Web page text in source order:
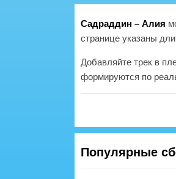
Садраддин – Алия
странице указаны
Добавляйте трек в
формируются по
Популярные